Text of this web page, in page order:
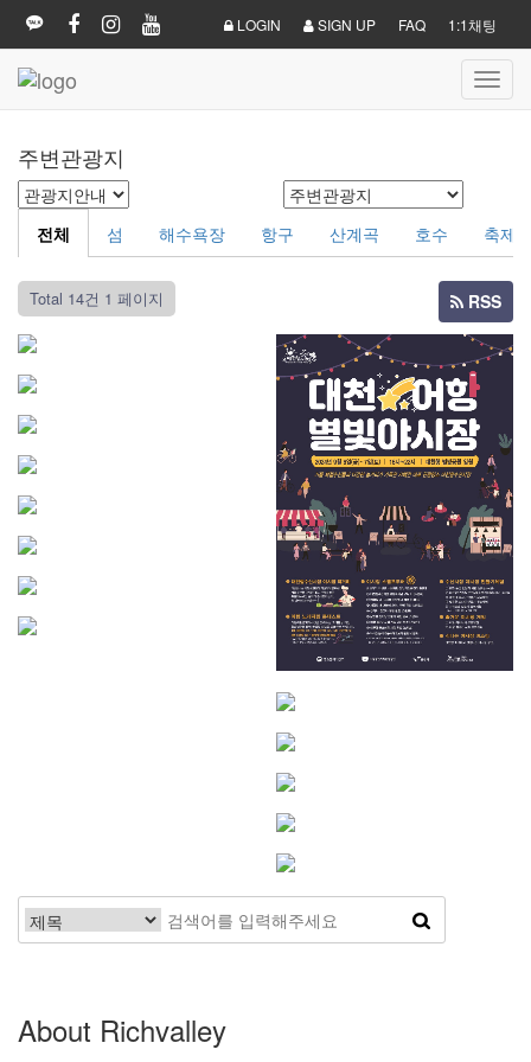
LOGIN SIGN UP FAQ 1:1채팅
주변관광지
전체 섬 해수욕장 항구 산계곡 호수 축제
Total 14건 1 페이지 RSS
About Richvalley